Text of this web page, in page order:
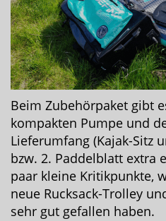
Beim Zubehörpaket gibt
kompakten Pumpe und
Lieferumfang (Kajak-Sitz
bzw. 2. Paddelblatt extra
paar kleine Kritikpunkte,
neue Rucksack-Trolley
sehr gut gefallen haben.